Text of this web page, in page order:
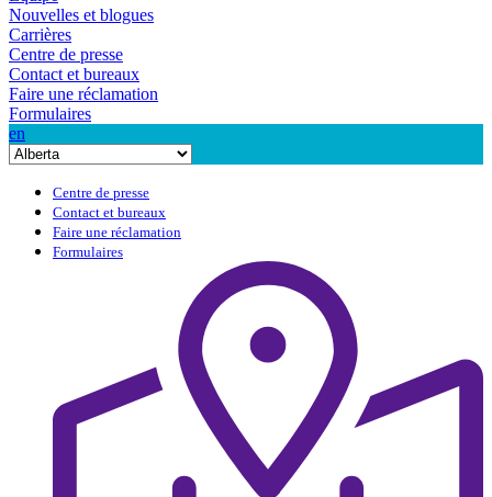
Nouvelles et blogues
Carrières
Centre de presse
Contact et bureaux
Faire une réclamation
Formulaires
en
Centre de presse
Contact et bureaux
Faire une réclamation
Formulaires